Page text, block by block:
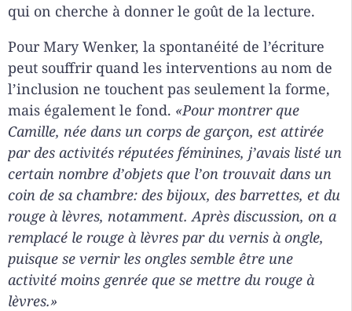
qui on cherche à donner le goût de la lecture.
Pour Mary Wenker, la spontanéité de l’écriture
peut souffrir quand les interventions au nom de
l’inclusion ne touchent pas seulement la forme,
mais également le fond. «Pour montrer que
Camille, née dans un corps de garçon, est attirée
par des activités réputées féminines, j’avais listé un
certain nombre d’objets que l’on trouvait dans un
coin de sa chambre: des bijoux, des barrettes, et du
rouge à lèvres, notamment. Après discussion, on a
remplacé le rouge à lèvres par du vernis à ongle,
puisque se vernir les ongles semble être une
activité moins genrée que se mettre du rouge à
lèvres.»